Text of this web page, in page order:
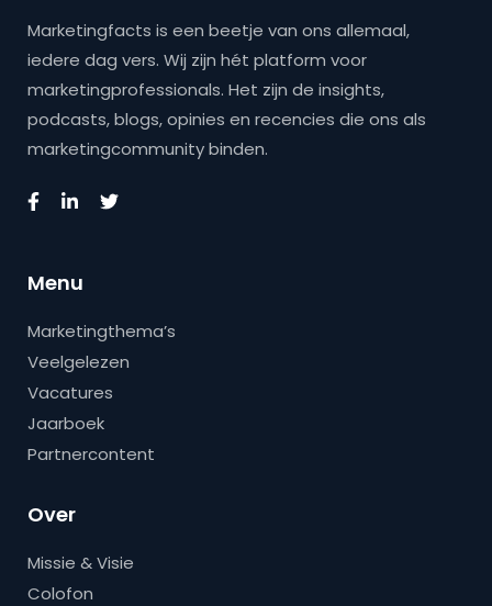
Marketingfacts is een beetje van ons allemaal,
iedere dag vers. Wij zijn hét platform voor
marketingprofessionals. Het zijn de insights,
podcasts, blogs, opinies en recencies die ons als
marketingcommunity binden.
Menu
Marketingthema’s
Veelgelezen
Vacatures
Jaarboek
Partnercontent
Over
Missie & Visie
Colofon